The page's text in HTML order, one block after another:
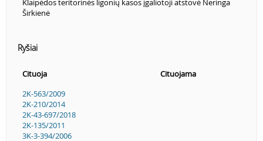
Širkienė
Ryšiai
Cituoja
Cituojama
2K-563/2009
2K-210/2014
2K-43-697/2018
2K-135/2011
3K-3-394/2006